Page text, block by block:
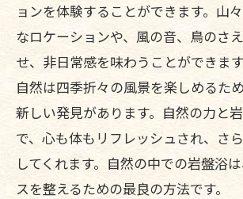
心の安定を保つための方法
瞑想の効果を最大限に引き
岩盤浴での瞑想体験の魅力
新潟で体験する瞑想と岩盤
心の健康を守るためのコツ
新潟の自然環境で岩盤浴を体験
ランスを整える
ョンを体験することができます。山
なロケーションや、風の音、鳥のさ
せ、非日常感を味わうことができま
自然は四季折々の風景を楽しめるた
新しい発見があります。自然の力と
で、心も体もリフレッシュされ、さ
してくれます。自然の中での岩盤浴
スを整えるための最良の方法です。